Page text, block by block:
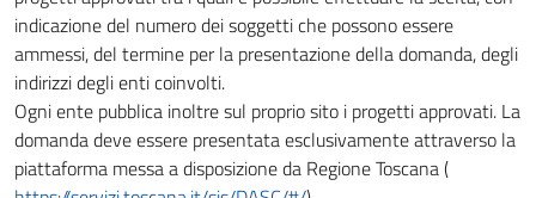
indicazione del numero dei soggetti che possono essere
ammessi, del termine per la presentazione della domanda, degli
indirizzi degli enti coinvolti.
Ogni ente pubblica inoltre sul proprio sito i progetti approvati. La
domanda deve essere presentata esclusivamente attraverso la
piattaforma messa a disposizione da Regione Toscana (